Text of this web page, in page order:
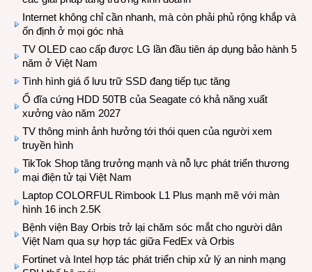
Internet không chỉ cần nhanh, mà còn phải phủ rộng khắp và
ổn định ở mọi góc nhà
TV OLED cao cấp được LG lần đầu tiên áp dụng bảo hành 5
năm ở Việt Nam
Tình hình giá ổ lưu trữ SSD đang tiếp tục tăng
Ổ đĩa cứng HDD 50TB của Seagate có khả năng xuất
xưởng vào năm 2027
TV thông minh ảnh hưởng tới thói quen của người xem
truyền hình
TikTok Shop tăng trưởng mạnh và nỗ lực phát triển thương
mại điện tử tại Việt Nam
Laptop COLORFUL Rimbook L1 Plus mạnh mẽ với màn
hình 16 inch 2.5K
Bệnh viện Bay Orbis trở lại chăm sóc mắt cho người dân
Việt Nam qua sự hợp tác giữa FedEx và Orbis
Fortinet và Intel hợp tác phát triển chip xử lý an ninh mạng